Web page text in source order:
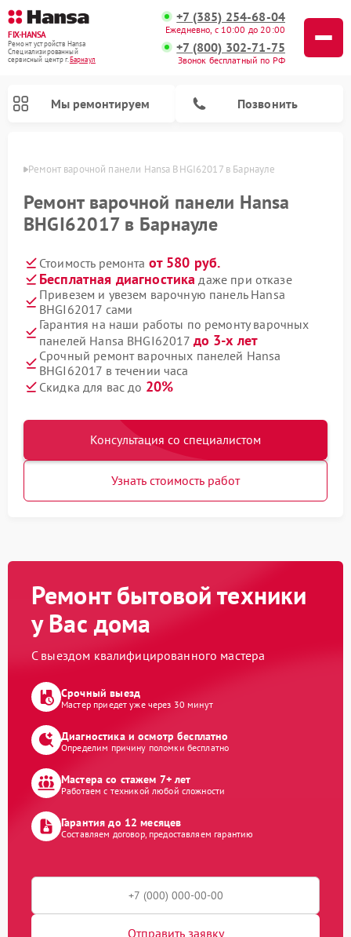
FIX-HANSA
Ремонт устройств Hansa
Специализированный
cервисный центр г.Барнаул
+7 (385) 254-68-04
Ежедневно, с 10:00 до 20:00
+7 (800) 302-71-75
Звонок бесплатный по РФ
Мы ремонтируем Позвонить
Ремонт варочной панели Hansa BHGI62017 в Барнауле
Ремонт варочной панели Hansa
BHGI62017 в Барнауле
Стоимость ремонта от 580 руб.
Бесплатная диагностика даже при отказе
Привезем и увезем варочную панель Hansa
BHGI62017 сами
Гарантия на наши работы по ремонту варочных
панелей Hansa BHGI62017 до 3-х лет
Срочный ремонт варочных панелей Hansa
BHGI62017 в течении часа
Скидка для вас до 20%
Консультация со специалистом
Узнать стоимость работ
Ремонт бытовой техники
у Вас дома
С выездом квалифицированного мастера
Срочный выезд
Мастер приедет уже через 30 минут
Диагностика и осмотр бесплатно
Определим причину поломки бесплатно
Мастера со стажем 7+ лет
Работаем с техникой любой сложности
Гарантия до 12 месяцев
Составляем договор, предоставляем гарантию
Отправить заявку